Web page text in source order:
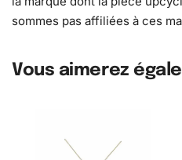
sommes pas affiliées à ces
Vous aimerez